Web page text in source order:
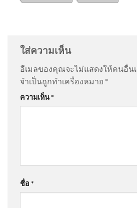
เพ
@NidBeagle onด่วน โดนบูลลี่ตอนเ
สมัยนี้ มันเลวร้ายกว…
ปาก ​
ใส่ความเห็น
อีเมลของคุณจะไม่แสดงให้คนอื่น
จำเป็นถูกทำเครื่องหมาย *
ความเห็น*
ชื่อ *